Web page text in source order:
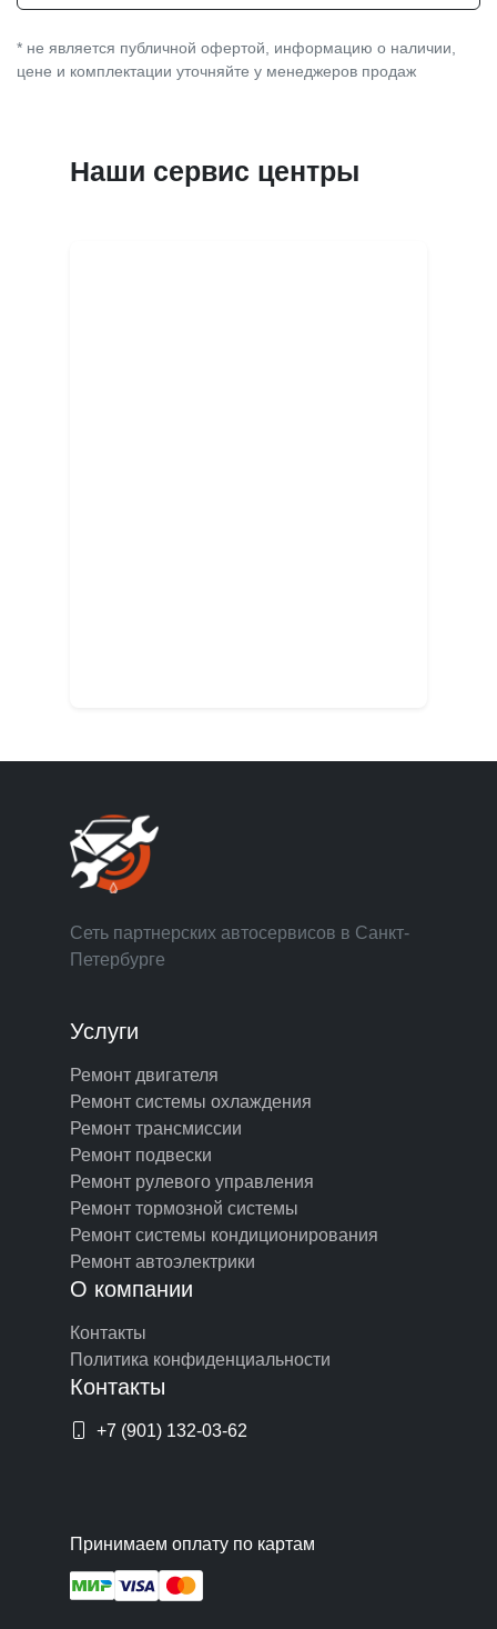
* не является публичной офертой, информацию о наличии,
цене и комплектации уточняйте у менеджеров продаж
Наши сервис центры
Сеть партнерских автосервисов в Санкт-
Петербурге
Услуги
Ремонт двигателя
Ремонт системы охлаждения
Ремонт трансмиссии
Ремонт подвески
Ремонт рулевого управления
Ремонт тормозной системы
Ремонт системы кондиционирования
Ремонт автоэлектрики
О компании
Контакты
Политика конфиденциальности
Контакты
+7 (901) 132-03-62
Принимаем оплату по картам